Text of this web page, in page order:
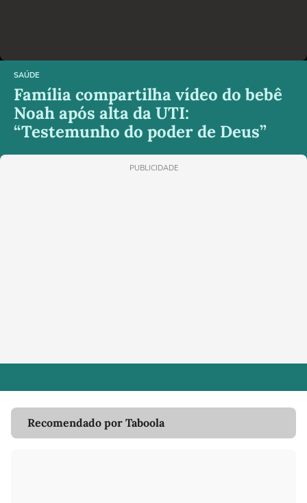
SAÚDE
Família compartilha vídeo do bebê
Noah após alta da UTI:
“Testemunho do poder de Deus”
PUBLICIDADE
Recomendado por Taboola